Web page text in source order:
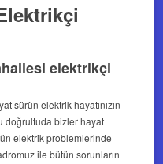
elektrikçi
sürün elektrik hayatınızın
doğrultuda bizler hayat
elektrik problemlerinde
ile bütün sorunların